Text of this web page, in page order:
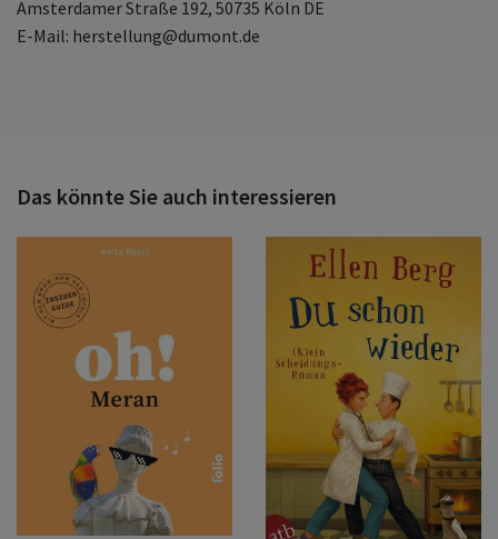
Amsterdamer Straße 192, 50735 Köln DE
E-Mail: herstellung@dumont.de
Das könnte Sie auch interessieren